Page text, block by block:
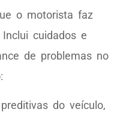
o motorista faz
cuidados e
de problemas no
do veículo,